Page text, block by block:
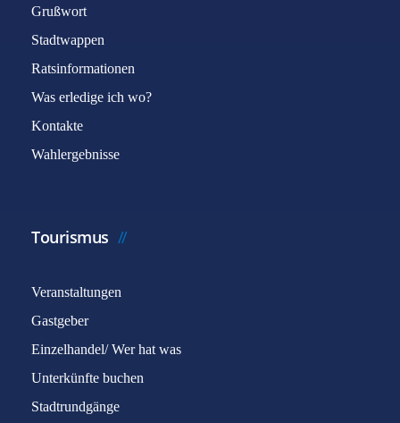
Grußwort
Stadtwappen
Ratsinformationen
Was erledige ich wo?
Kontakte
Wahlergebnisse
Tourismus
Veranstaltungen
Gastgeber
Einzelhandel/ Wer hat was
Unterkünfte buchen
Stadtrundgänge